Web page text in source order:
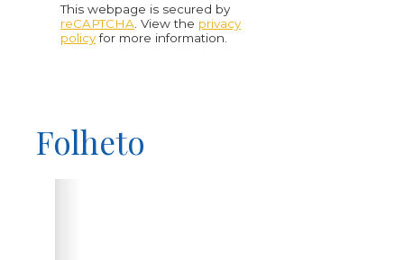
This webpage is secured by
reCAPTCHA . View the privacy
policyfor more information.
Folheto